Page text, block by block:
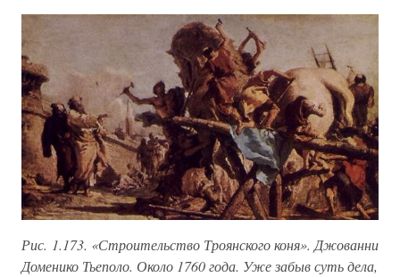
Рис. 1.173. «Строительство Троянского коня». Джованни
Доменико Тьеполо. Около 1760 года. Уже забыв суть дела,